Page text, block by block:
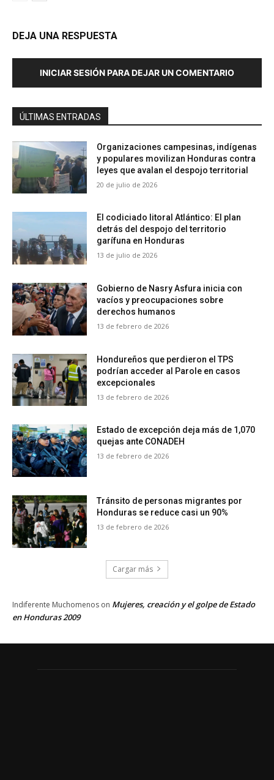
DEJA UNA RESPUESTA
INICIAR SESIÓN PARA DEJAR UN COMENTARIO
ÚLTIMAS ENTRADAS
Organizaciones campesinas, indígenas
y populares movilizan Honduras contra
leyes que avalan el despojo territorial
20 de julio de 2026
El codiciado litoral Atlántico: El plan
detrás del despojo del territorio
garífuna en Honduras
13 de julio de 2026
Gobierno de Nasry Asfura inicia con
vacíos y preocupaciones sobre
derechos humanos
13 de febrero de 2026
Hondureños que perdieron el TPS
podrían acceder al Parole en casos
excepcionales
13 de febrero de 2026
Estado de excepción deja más de 1,070
quejas ante CONADEH
13 de febrero de 2026
Tránsito de personas migrantes por
Honduras se reduce casi un 90%
13 de febrero de 2026
Cargar más
Indiferente Muchomenos on Mujeres, creación y el golpe de Estado
en Honduras 2009